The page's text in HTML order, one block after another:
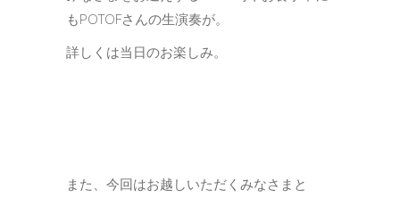
もPOTOFさんの生演奏が。
詳しくは当日のお楽しみ。
また、今回はお越しいただくみなさまと